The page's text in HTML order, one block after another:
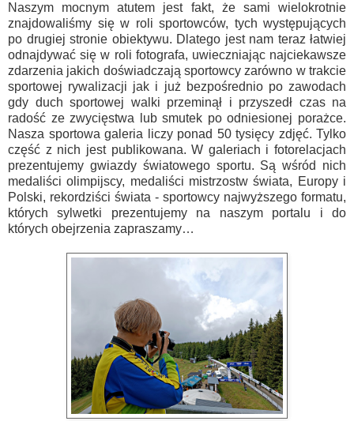
Naszym mocnym atutem jest fakt, że sami wielokrotnie
znajdowaliśmy się w roli sportowców, tych występujących
po drugiej stronie obiektywu. Dlatego jest nam teraz łatwiej
odnajdywać się w roli fotografa, uwieczniając najciekawsze
zdarzenia jakich doświadczają sportowcy zarówno w trakcie
sportowej rywalizacji jak i już bezpośrednio po zawodach
gdy duch sportowej walki przeminął i przyszedł czas na
radość ze zwycięstwa lub smutek po odniesionej porażce.
Nasza sportowa galeria liczy ponad 50 tysięcy zdjęć. Tylko
część z nich jest publikowana. W galeriach i fotorelacjach
prezentujemy gwiazdy światowego sportu. Są wśród nich
medaliści olimpijscy, medaliści mistrzostw świata, Europy i
Polski, rekordziści świata - sportowcy najwyższego formatu,
których sylwetki prezentujemy na naszym portalu i do
których obejrzenia zapraszamy…